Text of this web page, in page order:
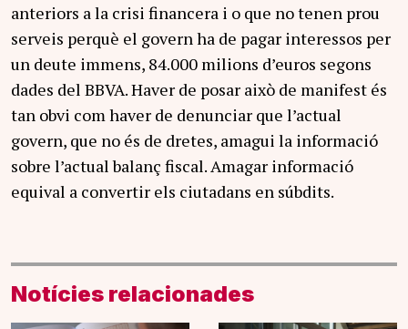
anteriors a la crisi financera i o que no tenen prou
serveis perquè el govern ha de pagar interessos per
un deute immens, 84.000 milions d’euros segons
dades del BBVA. Haver de posar això de manifest és
tan obvi com haver de denunciar que l’actual
govern, que no és de dretes, amagui la informació
sobre l’actual balanç fiscal. Amagar informació
equival a convertir els ciutadans en súbdits.
Notícies relacionades